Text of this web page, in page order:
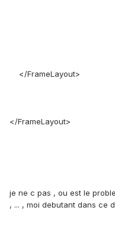
</FrameLayout>
</FrameLayout>
je ne c pas , ou est le
, ... , moi debutant dans ce